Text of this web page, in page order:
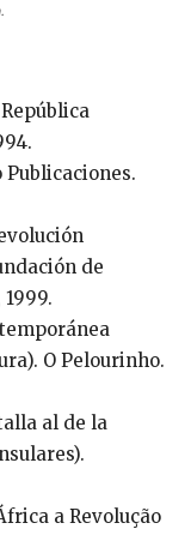
Publicaciones.
de
O Pelourinho.
al de la
a Revolução